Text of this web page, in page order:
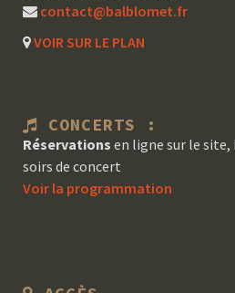
contact@balblomet.fr
VOIR SUR LE PLAN
CONCERTS :
Réservations en ligne sur le site,
soirs de concert
Voir la programmation